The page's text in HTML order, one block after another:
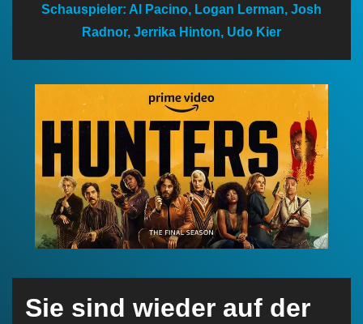
Schauspieler: Al Pacino, Logan Lerman, Josh
Radnor, Jerrika Hinton, Udo Kier
Sie sind wieder auf der